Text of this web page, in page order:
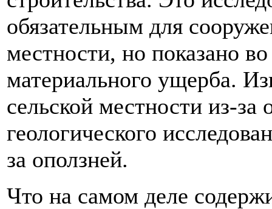
обязательным для
местности, но показано
материального ущерба.
сельской местности из-за
геологического
за оползней.
Что на самом деле